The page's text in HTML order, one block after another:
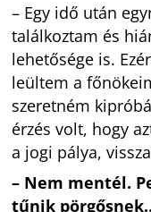
– Egy idő után
találkoztam és
lehetősége is.
leültem a
szeretném
érzés volt, hogy
a jogi pálya,
– Nem mentél.
tűnik